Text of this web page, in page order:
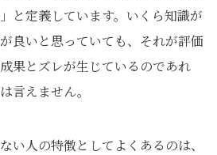
」と定義しています。いくら知識が
良いと思っていても、それが評価
果とズレが生じているのであれ
言えません。
い人の特徴としてよくあるのは、